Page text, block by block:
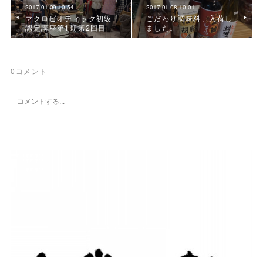
2017.01.09 10:54
マクロビオティック初級
認定講座第1期第2回目
2017.01.08 10:01
こだわり調味料、入荷し
ました。
0 コメント